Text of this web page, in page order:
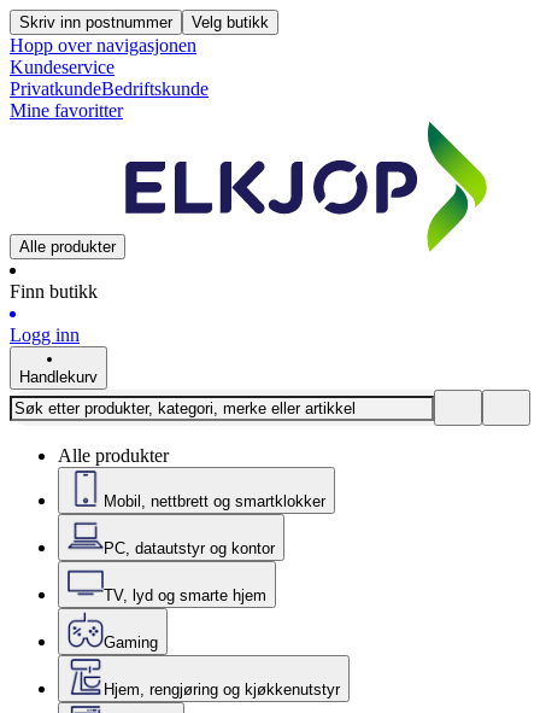
Skriv inn postnummer Velg butikk
Hopp over navigasjonen
Kundeservice
PrivatkundeBedriftskunde
Mine favoritter
Alle produkter
Finn butikk
Logg inn
Handlekurv
Alle produkter
Mobil, nettbrett og smartklokker
PC, datautstyr og kontor
TV, lyd og smarte hjem
Gaming
Hjem, rengjøring og kjøkkenutstyr